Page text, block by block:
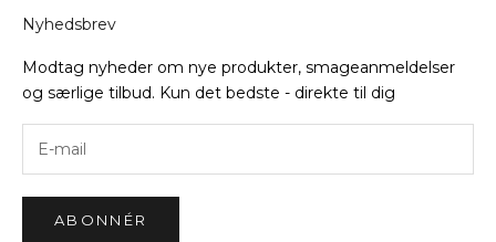
Nyhedsbrev
Modtag nyheder om nye produkter, smageanmeldelser
og særlige tilbud. Kun det bedste - direkte til dig
ABONNÉR